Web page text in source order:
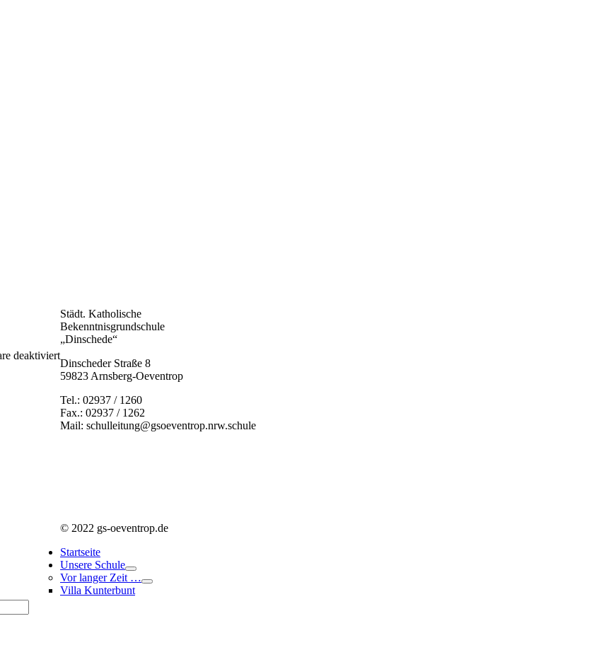
deaktiviertfür
WhatsApp
Image
2023-
04-
29
at
Städt. Katholische
Bekenntnisgrundschule
„Dinschede“
Dinscheder Straße 8
59823 Arnsberg-Oeventrop
Tel.: 02937 / 1260
Fax.: 02937 / 1262
Mail: schulleitung@gsoeventrop.nrw.schule
© 2022 gs-oeventrop.de
Startseite
Unsere Schule
Vor langer Zeit …
Villa Kunterbunt